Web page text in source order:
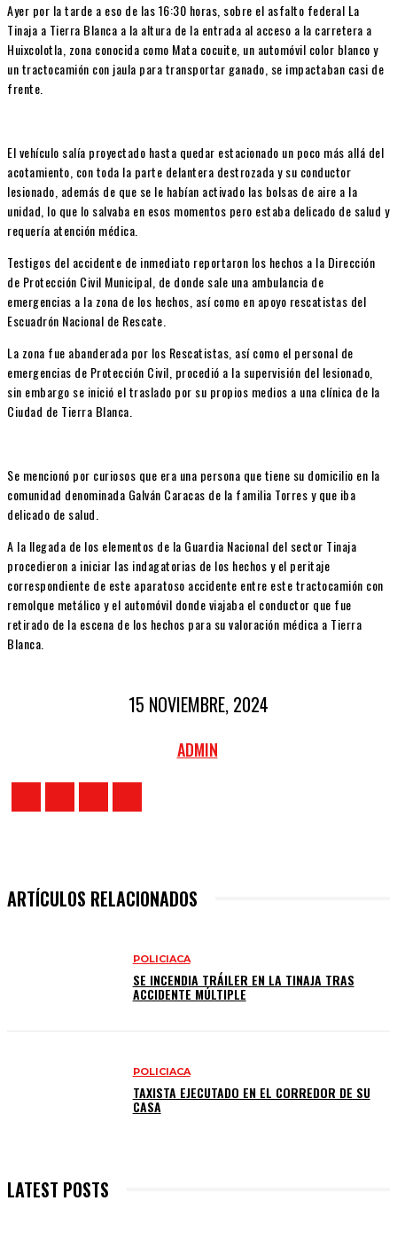
Ayer por la tarde a eso de las 16:30 horas, sobre el asfalto federal La
Tinaja a Tierra Blanca a la altura de la entrada al acceso a la carretera a
Huixcolotla, zona conocida como Mata cocuite, un automóvil color blanco y
un tractocamión con jaula para transportar ganado, se impactaban casi de
frente.
El vehículo salía proyectado hasta quedar estacionado un poco más allá del
acotamiento, con toda la parte delantera destrozada y su conductor
lesionado, además de que se le habían activado las bolsas de aire a la
unidad, lo que lo salvaba en esos momentos pero estaba delicado de salud y
requería atención médica.
Testigos del accidente de inmediato reportaron los hechos a la Dirección
de Protección Civil Municipal, de donde sale una ambulancia de
emergencias a la zona de los hechos, así como en apoyo rescatistas del
Escuadrón Nacional de Rescate.
La zona fue abanderada por los Rescatistas, así como el personal de
emergencias de Protección Civil, procedió a la supervisión del lesionado,
sin embargo se inició el traslado por su propios medios a una clínica de la
Ciudad de Tierra Blanca.
Se mencionó por curiosos que era una persona que tiene su domicilio en la
comunidad denominada Galván Caracas de la familia Torres y que iba
delicado de salud.
A la llegada de los elementos de la Guardia Nacional del sector Tinaja
procedieron a iniciar las indagatorias de los hechos y el peritaje
correspondiente de este aparatoso accidente entre este tractocamión con
remolque metálico y el automóvil donde viajaba el conductor que fue
retirado de la escena de los hechos para su valoración médica a Tierra
Blanca.
15 NOVIEMBRE, 2024
ADMIN
ARTÍCULOS RELACIONADOS
POLICIACA
SE INCENDIA TRÁILER EN LA TINAJA TRAS
ACCIDENTE MÚLTIPLE
POLICIACA
TAXISTA EJECUTADO EN EL CORREDOR DE SU
CASA
LATEST POSTS